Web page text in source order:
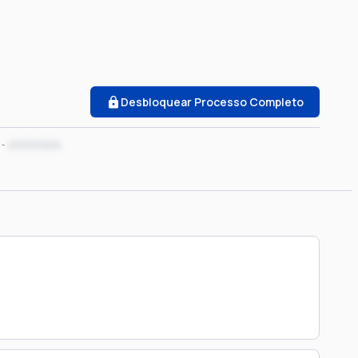
Desbloquear Processo Completo